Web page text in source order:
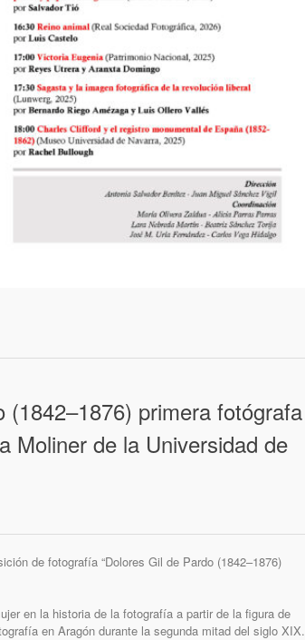
(1842–1876) primera fotógrafa
Moliner de la Universidad de
de fotografía “Dolores Gil de Pardo (1842–1876)
en la historia de la fotografía a partir de la figura de
en Aragón durante la segunda mitad del siglo XIX.